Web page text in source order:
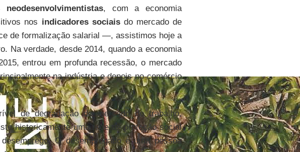
neodesenvolvimentistas, com a economia
nos indicadores sociaisdo mercado de
de formalização salarial —, assistimos hoje a
Na verdade, desde 2014, quando a economia
entrou em profunda recessão, o mercado
na indústria e depois no comércio
de degradação do mercado de trabalho,
historicamente uma rede de proteção social
O desempregado é uma pessoa